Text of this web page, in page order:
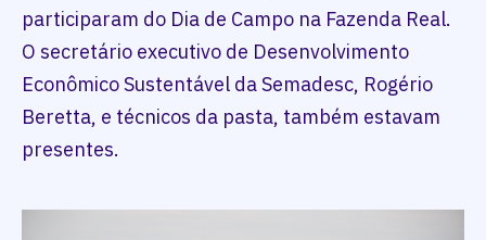
participaram do Dia de Campo na Fazenda Real.
O secretário executivo de Desenvolvimento
Econômico Sustentável da Semadesc, Rogério
Beretta, e técnicos da pasta, também estavam
presentes.